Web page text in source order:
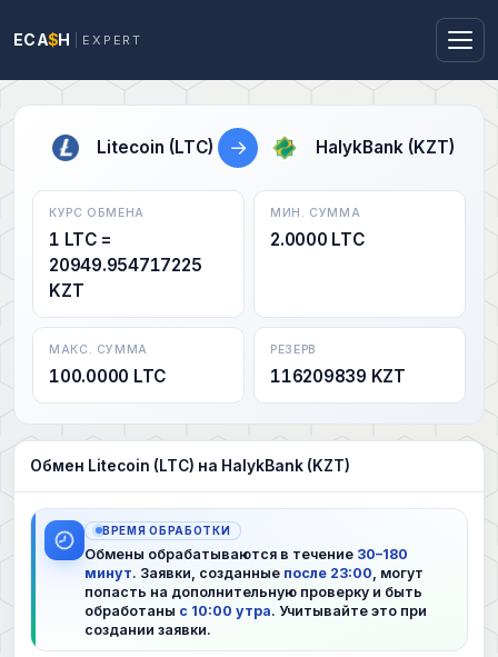
ECA$H EXPERT
Litecoin (LTC) → HalykBank (KZT)
КУРС ОБМЕНА
1 LTC =
20949.954717225
KZT
МИН. СУММА
2.0000 LTC
МАКС. СУММА
100.0000 LTC
РЕЗЕРВ
116209839 KZT
Обмен Litecoin (LTC) на HalykBank (KZT)
ВРЕМЯ ОБРАБОТКИ
Обмены обрабатываются в течение 30–180
минут. Заявки, созданные после 23:00 , могут
попасть на дополнительную проверку и быть
обработаны с 10:00 утра. Учитывайте это при
создании заявки.